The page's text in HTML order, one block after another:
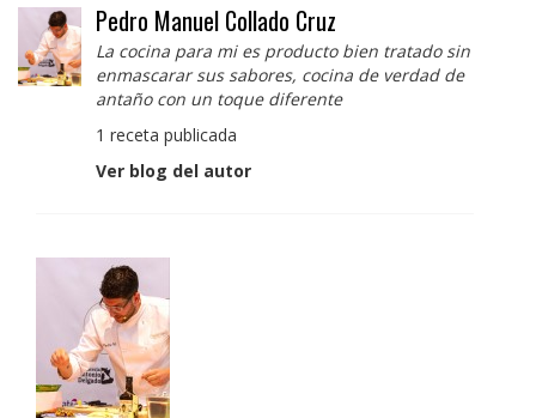
Pedro Manuel Collado Cruz
La cocina para mi es producto bien tratado sin
enmascarar sus sabores, cocina de verdad de
antaño con un toque diferente
1 receta publicada
Ver blog del autor